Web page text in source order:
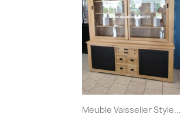
Meuble Vaisselier Style...